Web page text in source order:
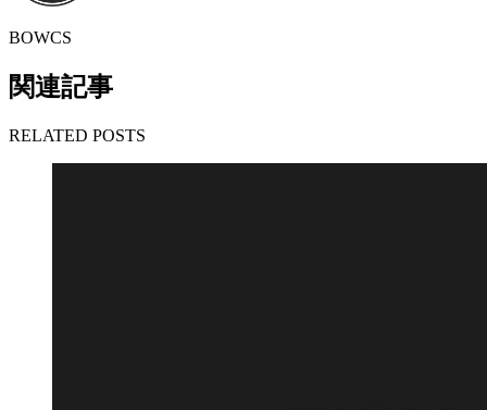
BOWCS
関連記事
RELATED POSTS